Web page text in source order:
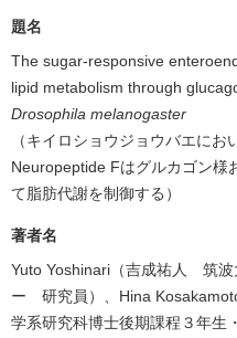
題名
The sugar-responsive
lipid metabolism through
Drosophila melanogaster
（キイロショウジョウバエに
Neuropeptide Fはグルカゴン様
て脂肪代謝を制御する）
著者名
Yuto Yoshinari（吉成祐人 筑波
ー 研究員）、Hina
学系研究科博士後期課程３年生